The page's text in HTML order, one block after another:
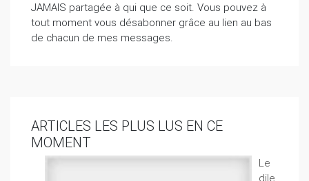
JAMAIS partagée à qui que ce soit. Vous pouvez à
tout moment vous désabonner grâce au lien au bas
de chacun de mes messages.
ARTICLES LES PLUS LUS EN CE
MOMENT
Le
dile